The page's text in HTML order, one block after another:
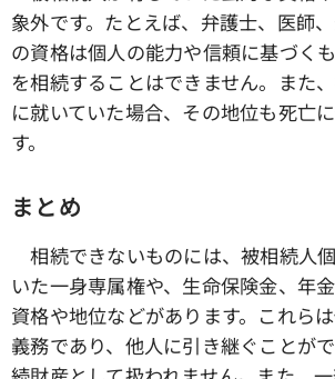
象外です。たとえば、弁護士、医師
の資格は個人の能力や信頼に基づく
を相続することはできません。また
に就いていた場合、その地位も死亡
す。
まとめ
相続できないものには、被相続人
いた一身専属権や、生命保険金、年
資格や地位などがあります。これら
義務であり、他人に引き継ぐことが